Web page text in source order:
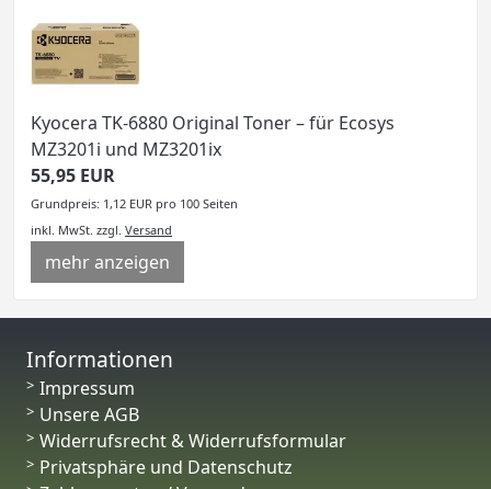
Kyocera TK-6880 Original Toner – für Ecosys
MZ3201i und MZ3201ix
55,95 EUR
Grundpreis: 1,12 EUR pro 100 Seiten
inkl. MwSt. zzgl. Versand
mehr anzeigen
Informationen
Impressum
Unsere AGB
Widerrufsrecht & Widerrufsformular
Privatsphäre und Datenschutz